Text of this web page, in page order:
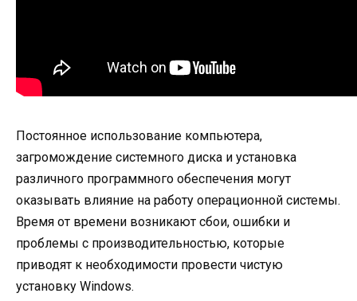
Постоянное использование компьютера,
загромождение системного диска и установка
различного программного обеспечения могут
оказывать влияние на работу операционной системы.
Время от времени возникают сбои, ошибки и
проблемы с производительностью, которые
приводят к необходимости провести чистую
установку Windows.